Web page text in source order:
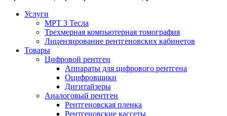
Услуги
МРТ 3 Тесла
Трехмерная компьютерная томография
Лицензирование рентгеновских кабинетов
Товары
Цифровой рентген
Аппараты для цифрового рентгена
Оцифровщики
Дигитайзеры
Аналоговый рентген
Рентгеновская пленка
Рентгеновские кассеты